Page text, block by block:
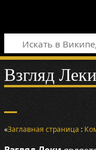
Взгляд
«Заглавная страница :